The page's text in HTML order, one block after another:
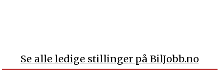
Se alle ledige stillinger på BilJobb.no